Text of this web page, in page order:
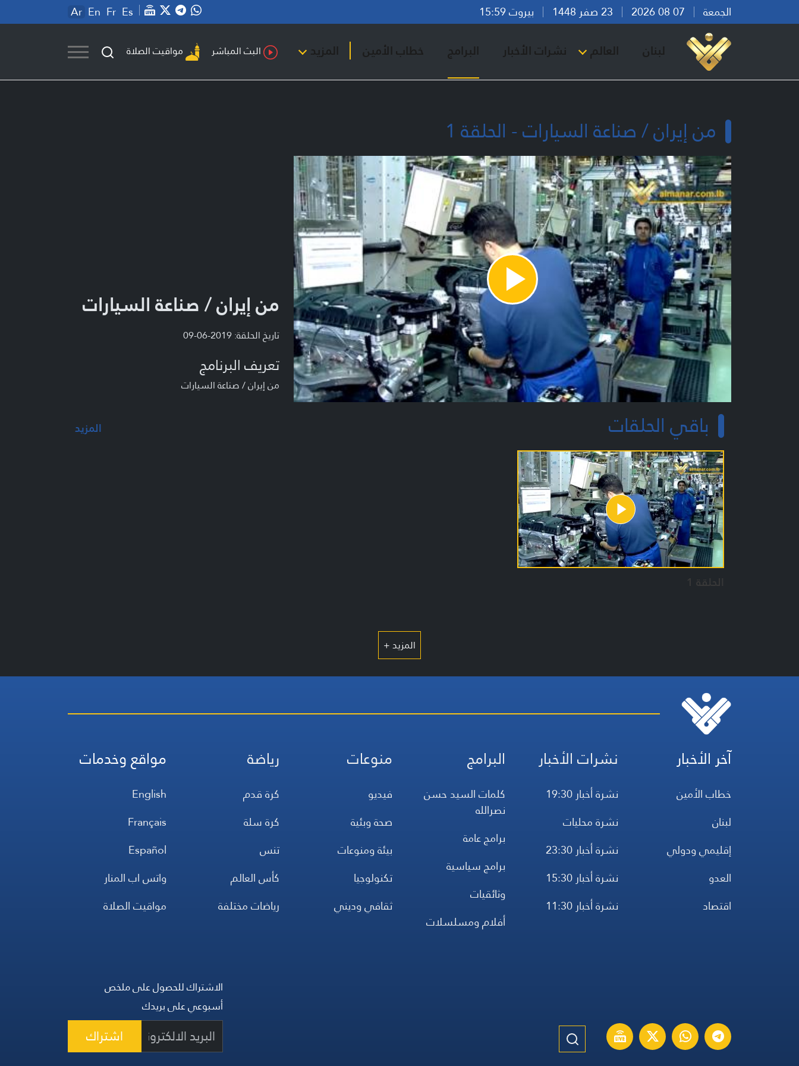
الجمعة بيروت 15:59 Ar En Fr Es
لبنان العالم نشرات الأخبار البرامج خطاب الأمين المزيد البث المباشر مواقيت الصلاة
من إيران / صناعة السيارات - الحلقة 1
Play
Video
من إيران / صناعة السيارات
تاريخ الحلقة: 2019-06-09
تعريف البرنامج
من إيران / صناعة السيارات
باقي الحلقات المزيد
الحلقة 1
المزيد +
آخر الأخبار
خطاب الأمين
لبنان
إقليمي ودولي
العدو
اقتصاد
نشرات الأخبار
نشرة أخبار 19:30
نشرة محليات
نشرة أخبار 23:30
نشرة أخبار 15:30
نشرة أخبار 11:30
البرامج
كلمات السيد حسن
نصرالله
برامج عامة
برامج سياسية
وثائقيات
أفلام ومسلسلات
منوعات
فيديو
صحة وبئية
بيئة ومنوعات
تكنولوجيا
ثقافي وديني
رياضة
كرة قدم
كرة سلة
تنس
كأس العالم
رياضات مختلفة
مواقع وخدمات
English
Français
Español
واتس اب المنار
مواقيت الصلاة
الاشتراك للحصول على ملخص
أسبوعي على بريدك
اشتراك